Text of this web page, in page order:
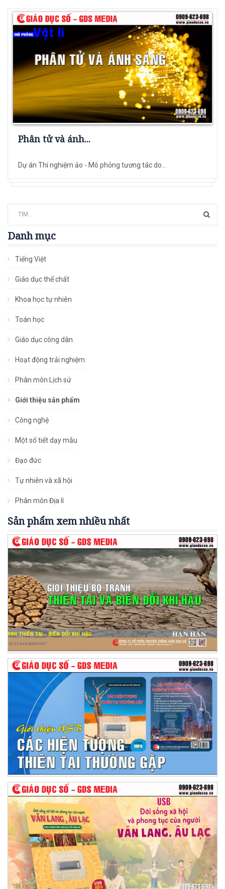
Phân tử và ánh...
Dự án Thí nghiệm ảo - Mô phỏng tương tác do...
Danh mục
Tiếng Việt
Giáo dục thể chất
Khoa học tự nhiên
Toán học
Giáo dục công dân
Hoạt động trải nghiệm
Phân môn Lịch sử
Giới thiệu sản phẩm
Công nghệ
Một số tiết dạy mẫu
Đạo đức
Tự nhiên và xã hội
Phân môn Địa lí
Sản phẩm xem nhiều nhất